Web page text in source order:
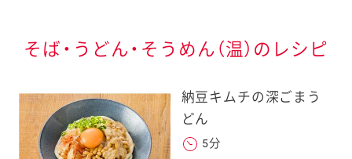
そば・うどん・そうめん（温）のレシピ
納豆キムチの深ごまう
どん
5分